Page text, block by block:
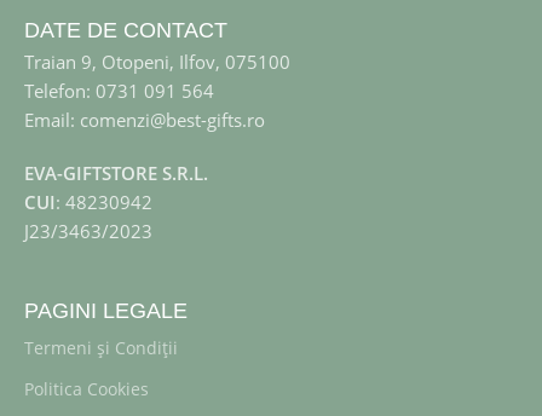
DATE DE CONTACT
Traian 9, Otopeni, Ilfov, 075100
Telefon: 0731 091 564
Email: comenzi@best-gifts.ro
EVA-GIFTSTORE S.R.L.
CUI: 48230942
J23/3463/2023
PAGINI LEGALE
Termeni și Condiții
Politica Cookies